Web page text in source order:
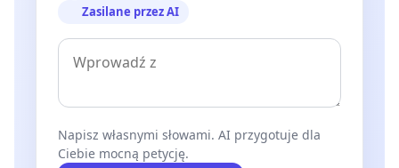
Zasilane przez AI
Napisz własnymi słowami. AI przygotuje dla
Ciebie mocną petycję.